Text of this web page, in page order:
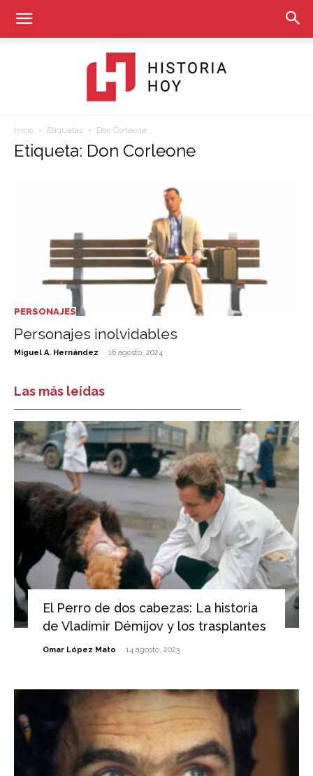
Hoy
Inicio Etiquetas Don Corleone
Etiqueta: Don Corleone
PERSONAJES
Personajes inolvidables
Miguel A. Hernández - 16 agosto, 2024
Las más leídas
El Perro de dos cabezas: La historia
de Vladímir Démijov y los trasplantes
Omar López Mato - 14 agosto, 2023